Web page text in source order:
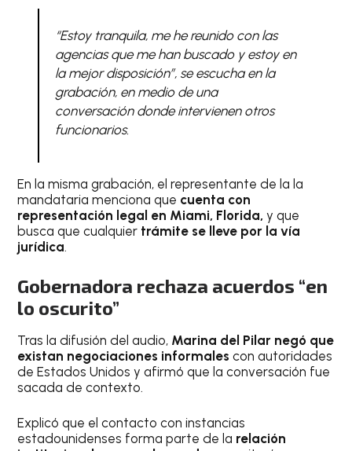
“Estoy tranquila, me he reunido con las
agencias que me han buscado y estoy en
la mejor disposición”, se escucha en la
grabación, en medio de una
conversación donde intervienen otros
funcionarios.
En la misma grabación, el representante de la la
mandataria menciona que cuenta con
representación legal en Miami, Florida,y que
busca que cualquier trámite se lleve por la vía
jurídica.
Gobernadora rechaza acuerdos “en
lo oscurito”
Tras la difusión del audio, Marina del Pilar negó que
existan negociaciones informales con autoridades
de Estados Unidos y afirmó que la conversación fue
sacada de contexto.
Explicó que el contacto con instancias
estadounidenses forma parte de la relación